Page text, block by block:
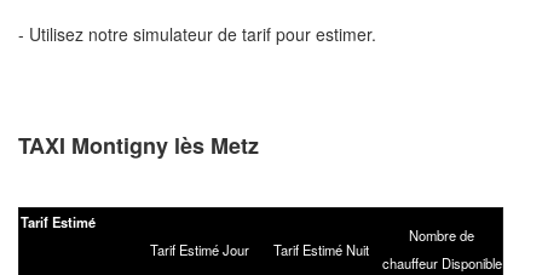
- Utilisez notre simulateur de tarif pour estimer.
TAXI Montigny lès Metz
Tarif Estimé
Tarif Estimé Jour
Tarif Estimé Nuit
Nombre de
chauffeur Disponible